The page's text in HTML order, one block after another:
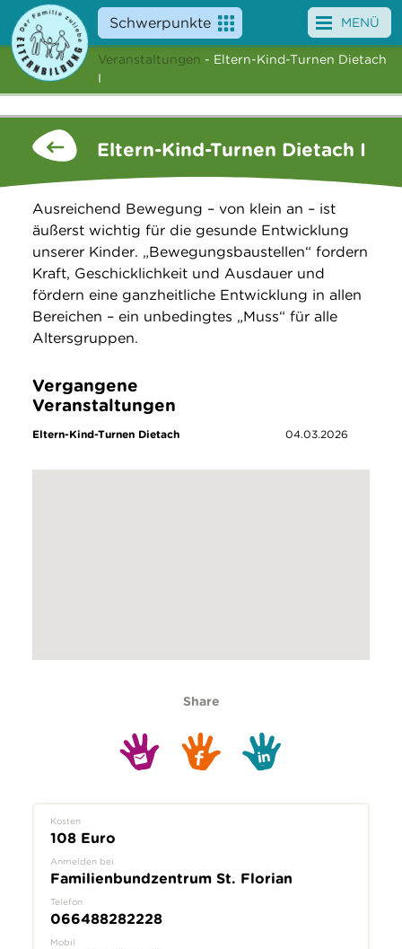
Schwerpunkte
Angebote
News
Über uns
Suche
MENÜ
Veranstaltungen - Eltern-Kind-Turnen Dietach
I
Eltern-Kind-Turnen Dietach I
Ausreichend Bewegung – von klein an – ist
äußerst wichtig für die gesunde Entwicklung
unserer Kinder. „Bewegungsbaustellen“ fordern
Kraft, Geschicklichkeit und Ausdauer und
fördern eine ganzheitliche Entwicklung in allen
Bereichen – ein unbedingtes „Muss“ für alle
Altersgruppen.
Vergangene
Veranstaltungen
Eltern-Kind-Turnen Dietach 04.03.2026
Share
Kosten
108 Euro
Anmelden bei
Familienbundzentrum St. Florian
Telefon
066488282228
Mobil